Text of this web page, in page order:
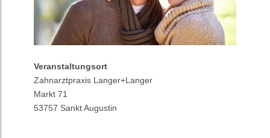
Veranstaltungsort
Zahnarztpraxis Langer+Langer
Markt 71
53757 Sankt Augustin